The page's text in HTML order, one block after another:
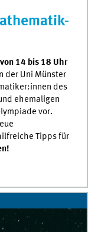
14 bis 18 Uhr
der Uni Münster
des
ehemaligen
vor.
Tipps für